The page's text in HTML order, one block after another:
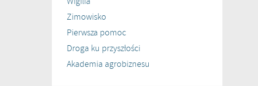
Zimowisko
Pierwsza pomoc
Droga ku przyszłości
Akademia agrobiznesu